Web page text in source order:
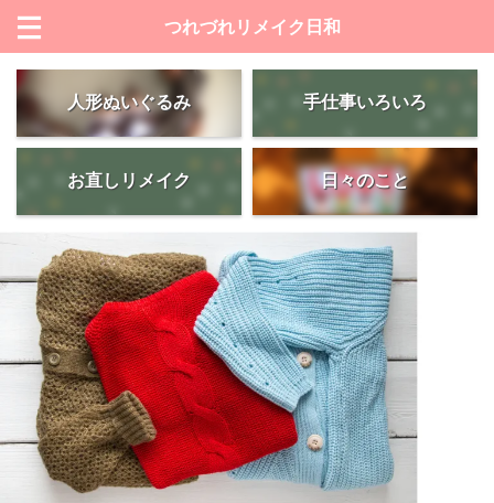
つれづれリメイク日和
人形ぬいぐるみ 手仕事いろいろ
お直しリメイク 日々のこと